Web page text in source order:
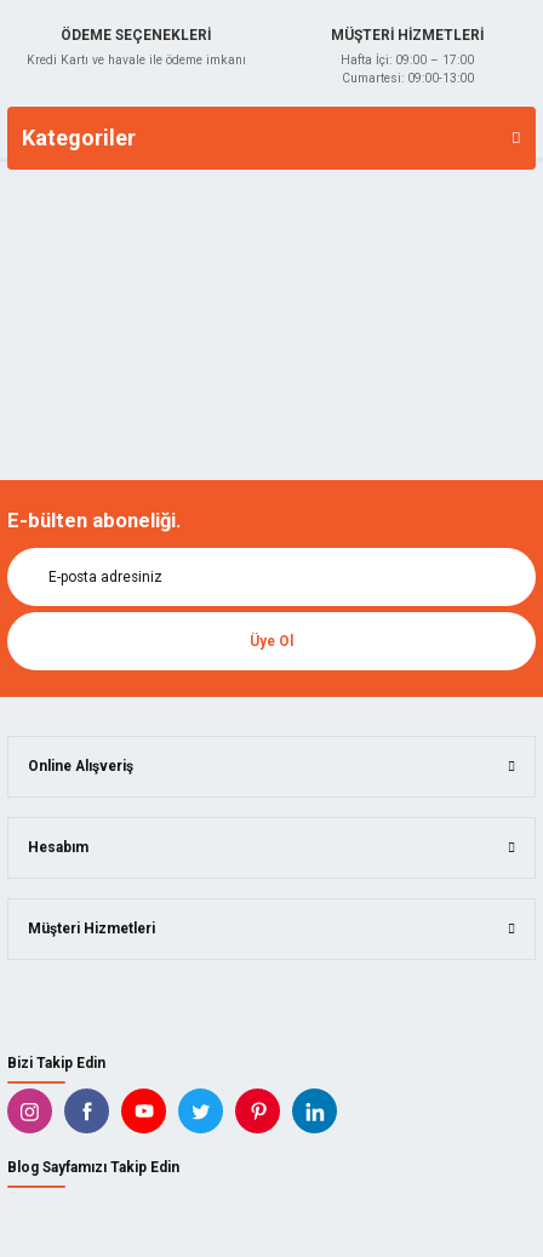
ÖDEME SEÇENEKLERİ
Kredi Kartı ve havale ile ödeme imkanı
MÜŞTERİ HİZMETLERİ
Hafta İçi: 09:00 – 17:00
Cumartesi: 09:00-13:00
Kategoriler
Markalar
E-bülten aboneliği.
Üye Ol
Bizi Takip Edin
Blog Sayfamızı Takip Edin
Online Alışveriş
Hesabım
Müşteri Hizmetleri